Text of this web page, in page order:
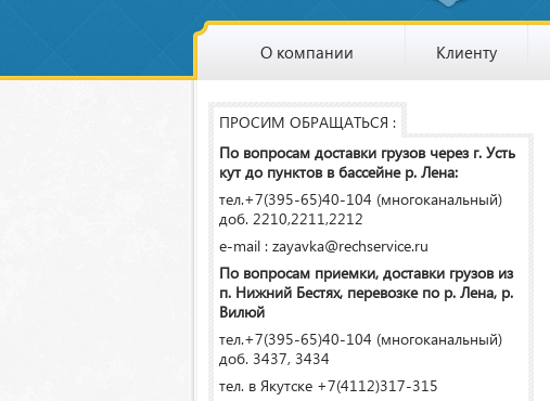
О компании Клиенту
ПРОСИМ ОБРАЩАТЬСЯ :
По вопросам доставки грузов через г. Усть
кут до пунктов в бассейне р. Лена:
тел.+7(395-65)40-104 (многоканальный)
доб. 2210,2211,2212
e-mail : zayavka@rechservice.ru
По вопросам приемки, доставки грузов из
п. Нижний Бестях, перевозке по р. Лена, р.
Вилюй
тел.+7(395-65)40-104 (многоканальный)
доб. 3437, 3434
тел. в Якутске +7(4112)317-315